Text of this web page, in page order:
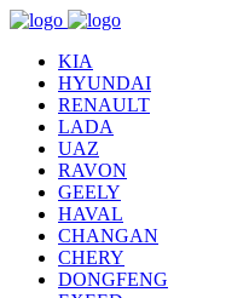
KIA
HYUNDAI
RENAULT
LADA
UAZ
RAVON
GEELY
HAVAL
CHANGAN
CHERY
DONGFENG